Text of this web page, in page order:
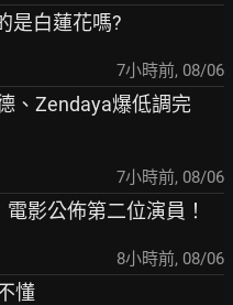
是白蓮花嗎?
7小時前, 08/06
、Zendaya爆低調完
7小時前, 08/06
影公佈第二位演員！
8小時前, 08/06
懂